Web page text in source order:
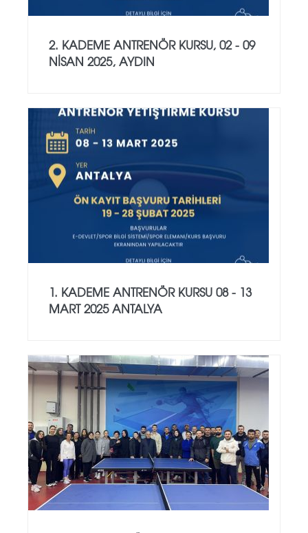
2. KADEME ANTRENÖR KURSU, 02 - 09
NİSAN 2025, AYDIN
1. KADEME ANTRENÖR KURSU 08 - 13
MART 2025 ANTALYA